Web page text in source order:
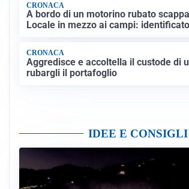
CRONACA
A bordo di un motorino rubato
Locale in mezzo ai campi:
CRONACA
Aggredisce e accoltella il custode di
rubargli il portafoglio
IDEE E CONSIGLI